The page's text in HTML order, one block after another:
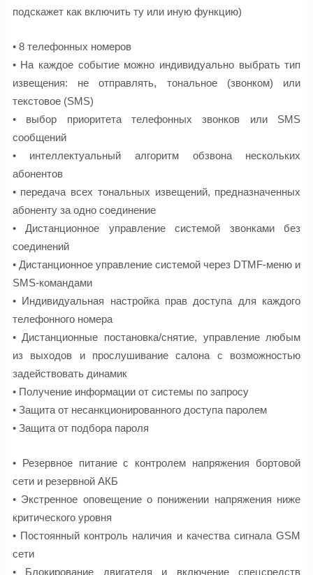
подскажет как включить ту или иную функцию)
• 8 телефонных номеров
• На каждое событие можно индивидуально выбрать тип
извещения: не отправлять, тональное (звонком) или
текстовое (SMS)
• выбор приоритета телефонных звонков или SMS
сообщений
• интеллектуальный алгоритм обзвона нескольких
абонентов
• передача всех тональных извещений, предназначенных
абоненту за одно соединение
• Дистанционное управление системой звонками без
соединений
• Дистанционное управление системой через DTMF-меню и
SMS-командами
• Индивидуальная настройка прав доступа для каждого
телефонного номера
• Дистанционные постановка/снятие, управление любым
из выходов и прослушивание салона с возможностью
задействовать динамик
• Получение информации от системы по запросу
• Защита от несанкционированного доступа паролем
• Защита от подбора пароля
• Резервное питание с контролем напряжения бортовой
сети и резервной АКБ
• Экстренное оповещение о понижении напряжения ниже
критического уровня
• Постоянный контроль наличия и качества сигнала GSM
сети
• Блокирование двигателя и включение спецсредств